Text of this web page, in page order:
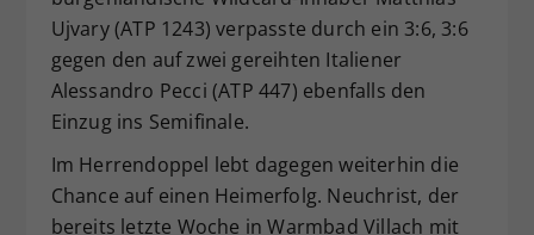
Ujvary (ATP 1243) verpasste durch ein 3:6, 3:6
gegen den auf zwei gereihten Italiener
Alessandro Pecci (ATP 447) ebenfalls den
Einzug ins Semifinale.
Im Herrendoppel lebt dagegen weiterhin die
Chance auf einen Heimerfolg. Neuchrist, der
bereits letzte Woche in Warmbad Villach mit